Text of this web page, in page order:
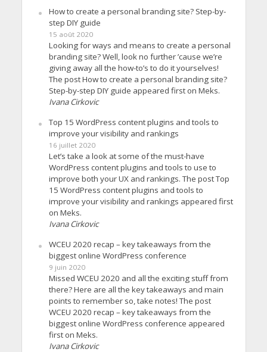
How to create a personal branding site? Step-by-
step DIY guide
15 août 2020
Looking for ways and means to create a personal
branding site? Well, look no further ’cause we’re
giving away all the how-to’s to do it yourselves!
The post How to create a personal branding site?
Step-by-step DIY guide appeared first on Meks.
Ivana Cirkovic
Top 15 WordPress content plugins and tools to
improve your visibility and rankings
16 juillet 2020
Let’s take a look at some of the must-have
WordPress content plugins and tools to use to
improve both your UX and rankings. The post Top
15 WordPress content plugins and tools to
improve your visibility and rankings appeared first
on Meks.
Ivana Cirkovic
WCEU 2020 recap – key takeaways from the
biggest online WordPress conference
9 juin 2020
Missed WCEU 2020 and all the exciting stuff from
there? Here are all the key takeaways and main
points to remember so, take notes! The post
WCEU 2020 recap – key takeaways from the
biggest online WordPress conference appeared
first on Meks.
Ivana Cirkovic